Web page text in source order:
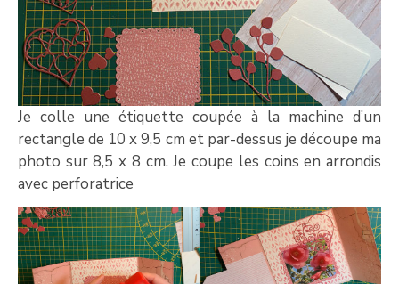
Je colle une étiquette coupée à la machine d’un
rectangle de 10 x 9,5 cm et par-dessus je découpe ma
photo sur 8,5 x 8 cm. Je coupe les coins en arrondis
avec perforatrice